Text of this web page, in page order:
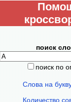
поиск
поиск по
Слова на
Количество